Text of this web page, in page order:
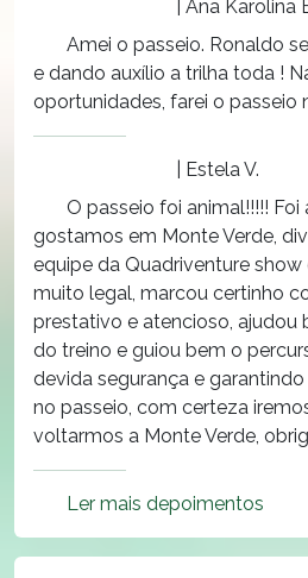
| Ana Karolina
Amei o passeio. Ronaldo
e dando auxílio a trilha toda !
oportunidades, farei o passeio
| Estela V.
O passeio foi animal!!!!!
gostamos em Monte Verde,
equipe da Quadriventure
muito legal, marcou certinho
prestativo e atencioso, ajudou
do treino e guiou bem o
devida segurança e
no passeio, com certeza
voltarmos a Monte Verde,
Ler mais depoimentos